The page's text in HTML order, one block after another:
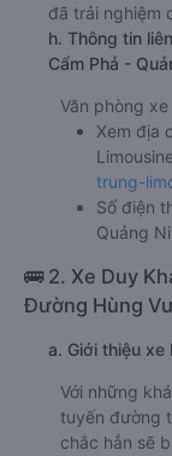
đã trải nghiệm
h. Thông tin
Cẩm Phả -
Văn phòng
Xem địa
trung-
Số điện
Quảng
🚌 2. Xe Duy
Đường Hùng
a. Giới thiệu xe
Với những
tuyến đường
chắc hẳn sẽ